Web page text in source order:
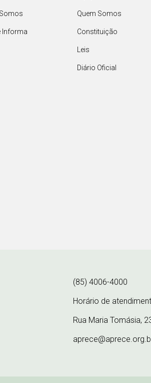
Informa
Quem Somos
Constituição
Leis
Diário Oficial
(85) 4006-4000
Horário de
Rua Maria Tomásia,